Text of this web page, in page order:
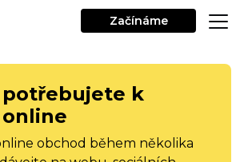
Začínáme
potřebujete k
obchod během několika